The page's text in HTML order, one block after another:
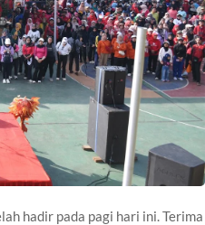
hadir pada pagi hari ini. Terima